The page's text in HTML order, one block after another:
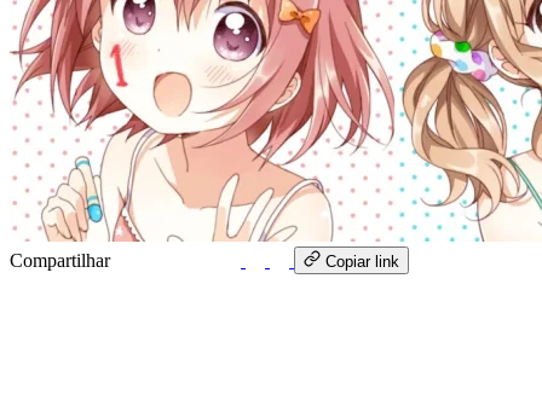
Compartilhar Copiar link